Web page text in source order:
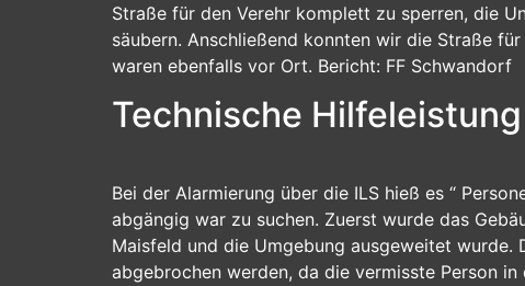
Straße für den Verehr komplett zu sperren, die
säubern. Anschließend konnten wir die Straße
waren ebenfalls vor Ort. Bericht: FF Schwandorf
Technische
Bei der Alarmierung über die ILS hieß es “
abgängig war zu suchen. Zuerst wurde das
Maisfeld und die Umgebung ausgeweitet
abgebrochen werden, da die vermisste Person